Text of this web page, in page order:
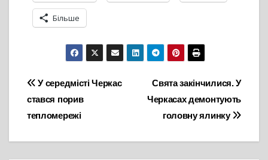
Більше
Навігація
записів
Свята закінчилися. У
Черкасах демонтують
головну ялинку
У середмісті Черкас
стався порив
тепломережі